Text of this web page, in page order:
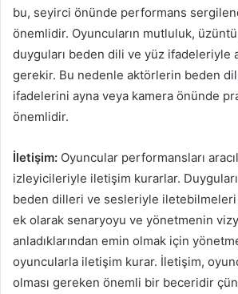
bu, seyirci önünde performans
önemlidir. Oyuncuların mutluluk,
duyguları beden dili ve yüz ifadeleriyle
gerekir. Bu nedenle aktörlerin beden
ifadelerini ayna veya kamera önünde
önemlidir.
İletişim: Oyuncular performansları
izleyicileriyle iletişim kurarlar.
beden dilleri ve sesleriyle
ek olarak senaryoyu ve yönetmenin
anladıklarından emin olmak için
oyuncularla iletişim kurar. İletişim,
olması gereken önemli bir beceridir